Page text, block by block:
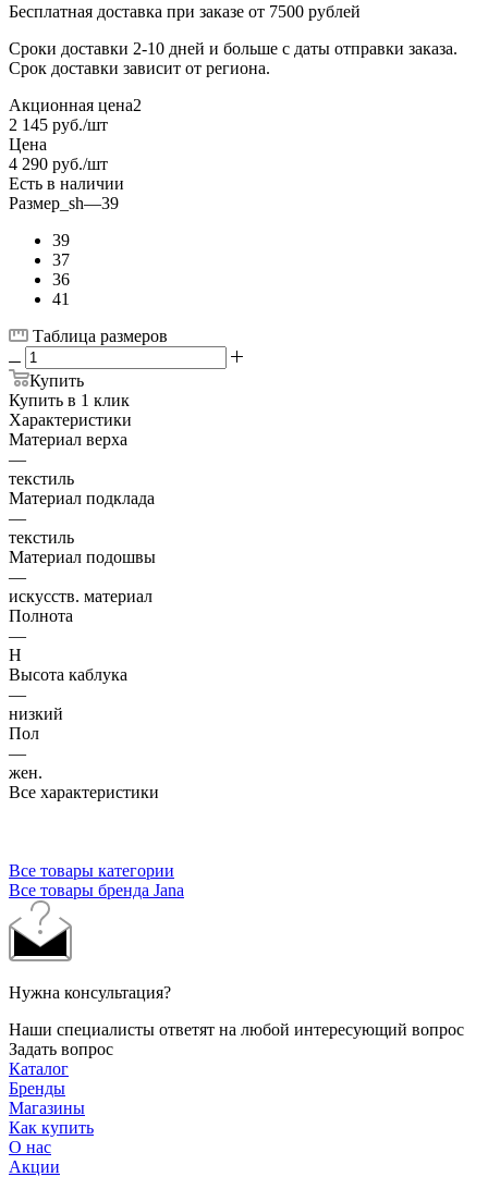
Бесплатная доставка при заказе от 7500 рублей
Сроки доставки 2-10 дней и больше с даты отправки заказа.
Срок доставки зависит от региона.
Акционная цена2
2 145 руб./шт
Цена
4 290 руб./шт
Есть в наличии
Размер_sh—39
39
37
36
41
Таблица размеров
Купить
Купить в 1 клик
Характеристики
Материал верха
—
текстиль
Материал подклада
—
текстиль
Материал подошвы
—
искусств. материал
Полнота
—
H
Высота каблука
—
низкий
Пол
—
жен.
Все характеристики
Все товары категории
Все товары бренда Jana
Нужна консультация?
Наши специалисты ответят на любой интересующий вопрос
Задать вопрос
Каталог
Бренды
Магазины
Как купить
О нас
Акции